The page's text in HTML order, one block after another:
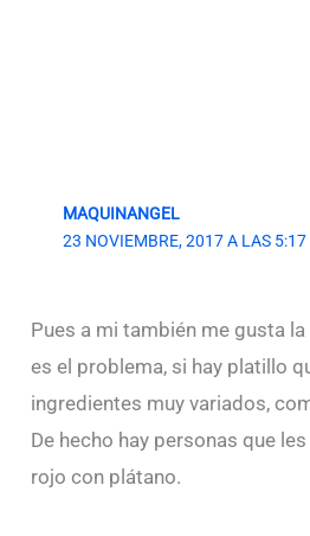
MAQUINANGEL
23 NOVIEMBRE, 2017 A LAS 5:17
Pues a mi también me gusta la
es el problema, si hay platillo
ingredientes muy variados,
De hecho hay personas que
rojo con plátano.